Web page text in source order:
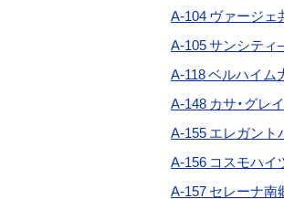
A-104ヴァージェ
A-105 サンシテ
A-118 ベルハイム
A-148 カサ・グレ
A-155 エレガント
A-156 コスモハイ
A-157セレーナ南